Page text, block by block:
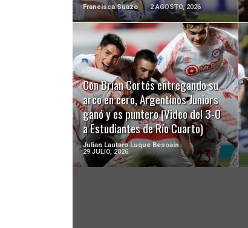
Francisca Suazo 2 AGOSTO, 2026
Con Brian Cortés entregando su
arco en cero, Argentinos Juniors
ganó y es puntero (Video del 3-0
a Estudiantes de Río Cuarto)
Julian Lautaro Luque Besoaín
29 JULIO, 2026
LEER MÁS